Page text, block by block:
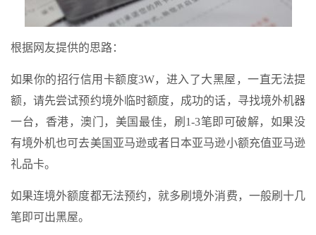
根据网友提供的思路：
如果你的招行信用卡额度3W，进入了大黑屋，一直无法提
额，请先尝试预约境外临时额度，成功的话，寻找境外机器
一台，香港，澳门，美国最佳，刷1-3笔即可破解，如果没
有境外机也可去美国亚马逊或者日本亚马逊小额充值亚马逊
礼品卡。
如果连境外额度都无法预约，就多刷境外消费，一般刷十几
笔即可出黑屋。